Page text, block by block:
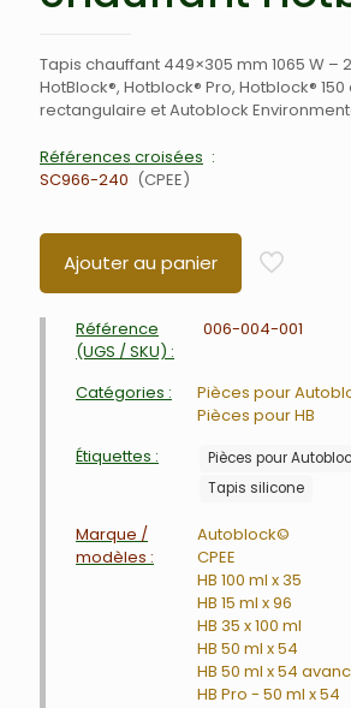
Tapis chauffant 449×305 mm 1065 W –
HotBlock®, Hotblock® Pro, Hotblock®
rectangulaire et Autoblock
Références croisées
SC966-240
CPEE
Ajouter au panier
Référence
(UGS / SKU) :
006-004-001
Catégories :
Pièces pour
Pièces pour HB
Étiquettes :
Pièces pour
Tapis silicone
Marque /
modèles :
Autoblock©
CPEE
HB 100 ml x 35
HB 15 ml x 96
HB 35 x 100 ml
HB 50 ml x 54
HB 50 ml x 54
HB Pro - 50 ml x 54